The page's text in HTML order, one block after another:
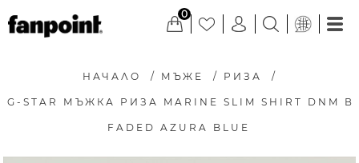
0
НАЧАЛО / МЪЖЕ / РИЗА /
G-STAR МЪЖКА РИЗА MARINE SLIM SHIRT DNM В
FADED AZURA BLUE